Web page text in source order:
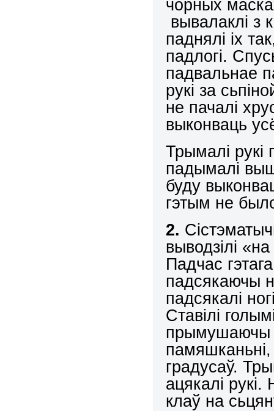
чорных
вывалаклі з
паднялі іх
падлогі.
падвальнае
рукі за
не пачалі
выконваць
Трымалі рукі
падымалі
буду
гэтым не
2.
выводзілі
Падчас
падсякаючы
падсякалі
Ставілі
прымушаючы
градусаў.
ацякалі рукі.
клаў на